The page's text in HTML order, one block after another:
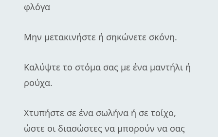
φλόγα
Μην μετακινήστε ή σηκώνετε σκόνη.
Καλύψτε το στόμα σας με ένα μαντήλι ή
ρούχα.
Χτυπήστε σε ένα σωλήνα ή σε τοίχο,
ώστε οι διασώστες να μπορούν να σας